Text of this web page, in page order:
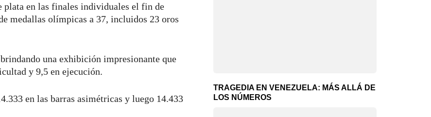
plata en las finales individuales el fin de
medallas olímpicas a 37, incluidos 23 oros
una exhibición impresionante que
y 9,5 en ejecución.
en las barras asimétricas y luego 14.433
TRAGEDIA EN VENEZUELA: MÁS ALLÁ DE
LOS NÚMEROS